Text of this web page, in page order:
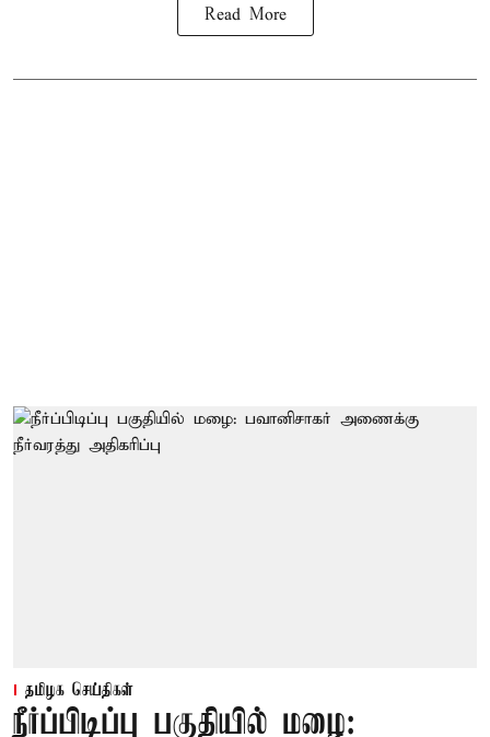
Read More
தமிழக செய்திகள்
நீர்ப்பிடிப்பு பகுதியில் மழை: